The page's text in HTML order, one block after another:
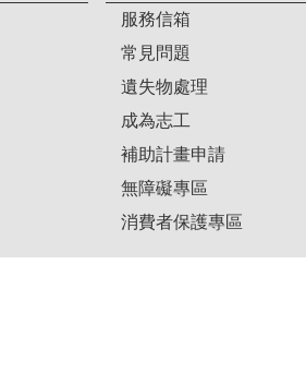
服務信箱
常見問題
遺失物處理
成為志工
補助計畫申請
無障礙專區
消費者保護專區